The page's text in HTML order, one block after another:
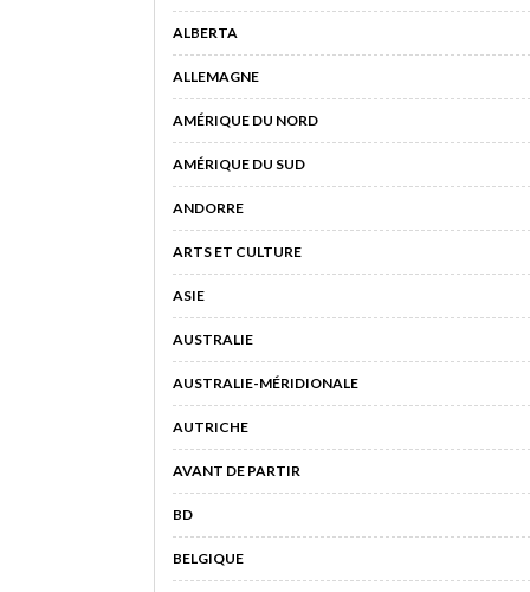
ALBERTA
ALLEMAGNE
AMÉRIQUE DU NORD
AMÉRIQUE DU SUD
ANDORRE
ARTS ET CULTURE
ASIE
AUSTRALIE
AUSTRALIE-MÉRIDIONALE
AUTRICHE
AVANT DE PARTIR
BD
BELGIQUE